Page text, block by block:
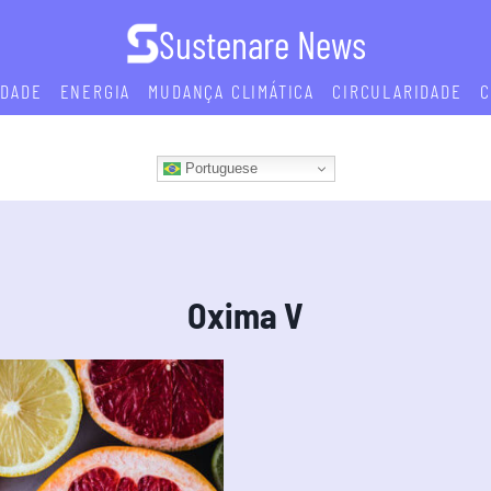
Sustenare News
ENERGIA MUDANÇA CLIMÁTICA CIRCULARIDADE
Portuguese
Oxima V